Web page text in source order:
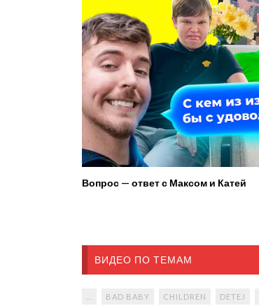
Вопрос — ответ с Максом и Катей
ВИДЕО ПО ТЕМАМ
BAD BABY CHILDREN DETEJ